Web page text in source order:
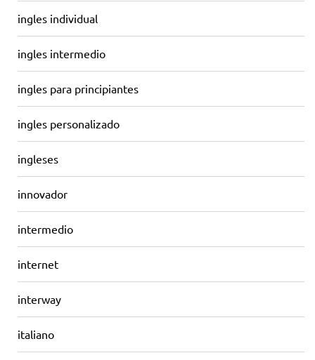
ingles individual
ingles intermedio
ingles para principiantes
ingles personalizado
ingleses
innovador
intermedio
internet
interway
italiano